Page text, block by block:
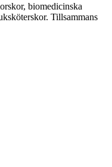
biomedicinska
Tillsammans